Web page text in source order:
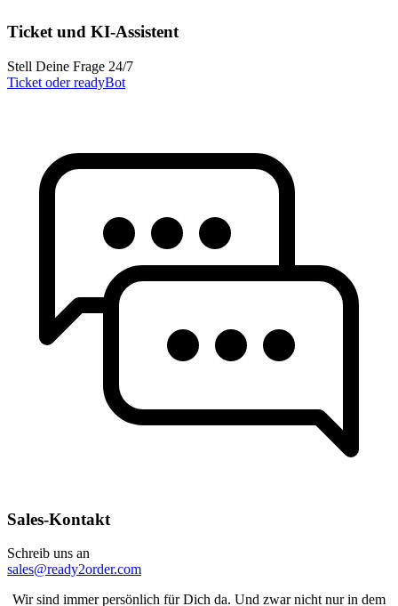
Ticket und KI-Assistent
Stell Deine Frage 24/7
Ticket oder readyBot
Sales-Kontakt
Schreib uns an
sales@ready2order.com
Wir sind immer persönlich für Dich da. Und zwar nicht nur in dem